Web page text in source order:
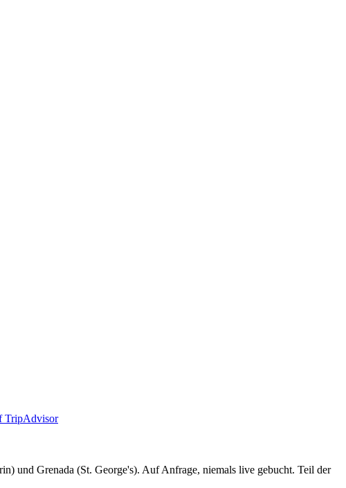
TripAdvisor
und Grenada (St. George's). Auf Anfrage, niemals live gebucht. Teil der